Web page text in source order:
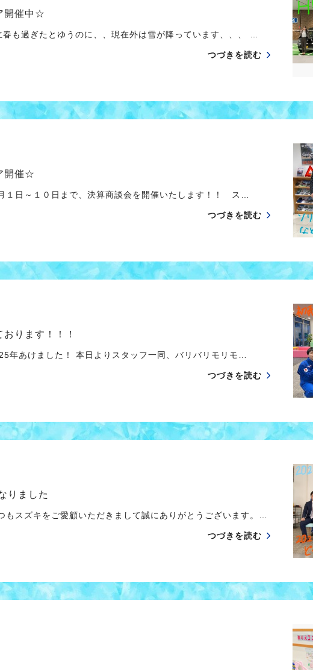
開催中☆
過ぎたとゆうのに、、現在外は雪が降っています、、、 …
つづきを読む
開催☆
日～１０日まで、決算商談会を開催いたします！！ ス…
つづきを読む
ります！！！
あけました！ 本日よりスタッフ一同、バリバリモリモ…
つづきを読む
りました
スズキをご愛顧いただきまして誠にありがとうございます。…
つづきを読む